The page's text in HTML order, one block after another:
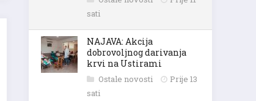
sati
NAJAVA: Akcija
dobrovoljnog darivanja
krvi na Ustirami
Ostale novosti
Prije 13
sati